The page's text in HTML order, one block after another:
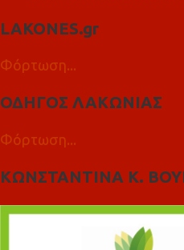
LAKONES.gr
Φόρτωση...
ΟΔΗΓΟΣ ΛΑΚΩΝΙΑΣ
Φόρτωση...
ΚΩΝΣΤΑΝΤΙΝΑ Κ.